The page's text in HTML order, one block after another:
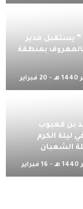
” يستقبل مدير
بالمعروف بمنطقة
15 جمادى الآخر 1440 هـ - 20 فبراير
بن قعبوب
الكرم
الشعبان
11 جمادى الآخر 1440 هـ - 16 فبراير